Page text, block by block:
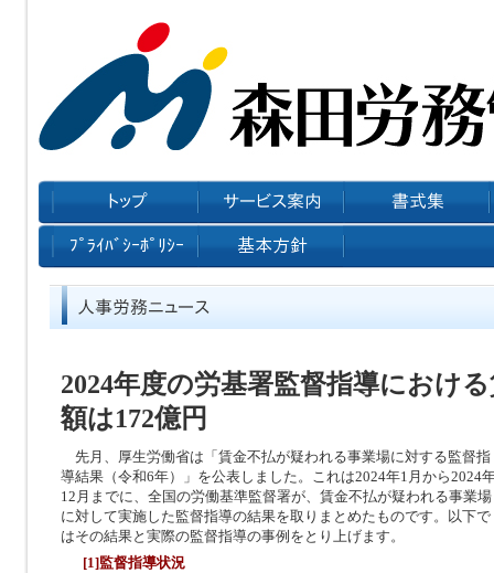
2024年度の労基署監督指導におけ
額は172億円
先月、厚生労働省は「賃金不払が疑われる事業場に対する監督指
導結果（令和6年）」を公表しました。これは2024年1月から2024
12月までに、全国の労働基準監督署が、賃金不払が疑われる事業場
に対して実施した監督指導の結果を取りまとめたものです。以下で
はその結果と実際の監督指導の事例をとり上げます。
[1]監督指導状況